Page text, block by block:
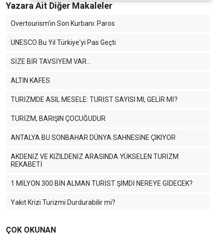
Yazara Ait Diğer Makaleler
Overtourism’in Son Kurbanı: Paros
UNESCO Bu Yıl Türkiye'yi Pas Geçti
SİZE BİR TAVSİYEM VAR…
ALTIN KAFES
TURİZMDE ASIL MESELE: TURİST SAYISI MI, GELİR Mİ?
TURİZM, BARIŞIN ÇOCUĞUDUR
ANTALYA BU SONBAHAR DÜNYA SAHNESİNE ÇIKIYOR
AKDENİZ VE KIZILDENİZ ARASINDA YÜKSELEN TURİZM
REKABETİ
1 MİLYON 300 BİN ALMAN TURİST ŞİMDİ NEREYE GİDECEK?
Yakıt Krizi Turizmi Durdurabilir mi?
ÇOK OKUNAN